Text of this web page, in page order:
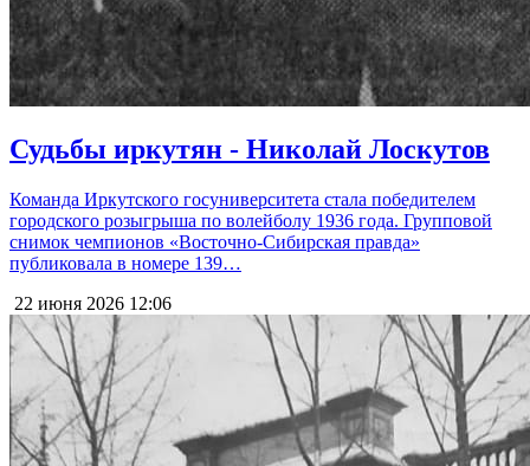
Судьбы иркутян - Николай Лоскутов
Команда Иркутского госуниверситета стала победителем
городского розыгрыша по волейболу 1936 года. Групповой
снимок чемпионов «Восточно-Сибирская правда»
публиковала в номере 139…
22 июня 2026 12:06